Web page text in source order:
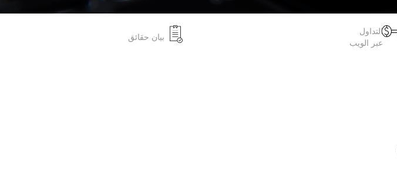
التداول
عبر الويب
بيان حقائق